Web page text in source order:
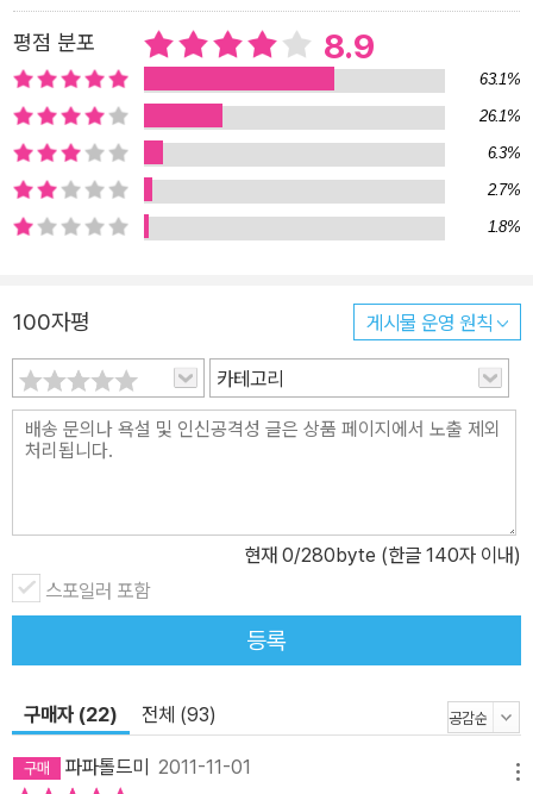
몸을 담그고 램프를 바라보면 어떠한 별보다 아름답게 느껴진다. 이
런 까닭에 이곳의 투숙객들은 세상과의 단절에서 오는 뜻밖의 행복을
음미할 수 있다. 이렇게 저자들은 바쁜 일상에서 벗어나 몸과 마음, 그
리고 입도 즐거운 여행, 즉 먹고 쉬고, 잠시 걷고, 자는 원초적인 여행
을 권한다. 때로는 소년 같은 감수성으로, 때로는 재치 넘치는 유머로,
때로는 날카로운 풍자로 재미를 선사하는 허영만 화백의 삽화를 보고
있으면 당장 짐을 싸서 떠나고 싶은 유혹에 빠진다. 노곤한 몸을 쉬기
에 이보다 좋은 것은 없다! 이 책은 아키다, 홋카이도 등 13개의 지방
넘도록 자리를 지키고 있는 료칸부터 일본의 전통이 살아 숨쉬는 고
즈넉한 온천부터 지역민들의 뜨거운 요청에 의해 2001년에 복원된
증기기관차 봇창열차, 다이지 고래 박물관 등의 볼거리, 평균 20~30
년의 내력을 갖고 있는 오뎅가게들, 우리나라 여성들이 좋아하는 나
베와 우동 등의 먹거리까지 그동안 두루뭉실하게 알고 있던 일본 구
이 제격인 나베요리의 천국. 온천 후에 김이 솔솔 올라오는 국물 한 숟
가락을 입에 떠 넣으면 이보다 행복할 수 없다. 특히 봄날, 눈처럼 흩
날리는 무사마을의 벚꽃은 영화 속 한 장면처럼 아름답다. 2. 옛것 그
대로 시간이 멈춘 료칸에서의 하룻밤 시즈오카 : 이곳은 축복받은 땅
게 가장 친숙한 음료인 녹차의 최대 생산지이다. 여기에 장어와 와사
고 해도 과언이 아니다. 3. 불편도 즐기게 되는 곳 아오모리 : 아오모
평점 분포 8.9
63.1%
26.1%
6.3%
2.7%
1.8%
100자평 게시물 운영 원칙
카테고리
현재 0/280byte (한글 140자 이내)
스포일러 포함
등록
구매자 (22) 전체 (93)
파파톨드미 2011-11-01